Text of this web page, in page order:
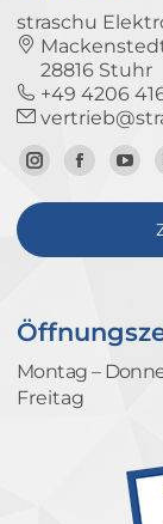
straschu
28816 Stuhr
+49 4206
Zum
Instagram-
Zur
Montag –
Freitag